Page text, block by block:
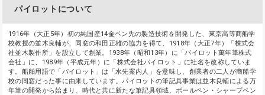
パイロットについて
1916年（大正5年）初の純国産14金ペン先の製造技術を開発した、東京高等商船学
校教授の並木良輔が、同窓の和田正雄の協力を得て、1918年（大正7年）「株式会
社並木製作所」を設立して創業。1938年（昭和13年）に「パイロット萬年筆株式
会社」に、1989年（平成元年）に「株式会社パイロット」に社名を改称していま
す。船舶用語で「パイロット」は「水先案内人」を意味し、創業者の二人が商船学
校の同窓だった事に由来しています。パイロットの筆記具事業は並木良輔による万
年筆の開発から始まり、時代と共に新たな筆記具領域、ボールペン・シャープペン